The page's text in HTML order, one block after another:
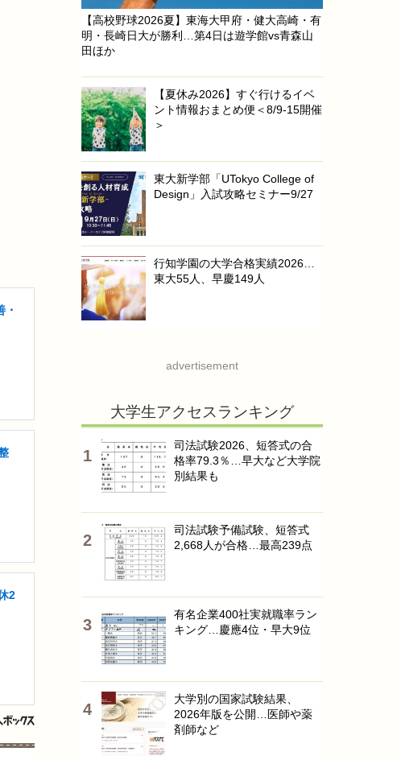
2
【高校野球2026夏】東海大甲府・健大高崎・有
明・長崎日大が勝利…第4日は遊学館vs青森山
田ほか
【夏休み2026】すぐ行けるイベ
ント情報おまとめ便＜8/9-15開催
＞
東大新学部「UTokyo College of
Design」入試攻略セミナー9/27
行知学園の大学合格実績2026…
東大55人、早慶149人
advertisement
大学生アクセスランキング
司法試験2026、短答式の合
格率79.3％…早大など大学院
別結果も
司法試験予備試験、短答式
2,668人が合格…最高239点
有名企業400社実就職率ラン
キング…慶應4位・早大9位
大学別の国家試験結果、
2026年版を公開…医師や薬
剤師など